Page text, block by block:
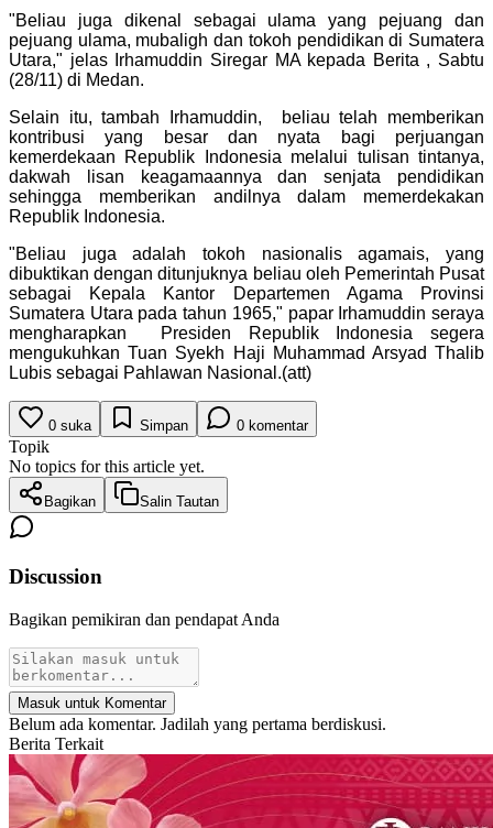
"Beliau juga dikenal sebagai ulama yang pejuang dan
pejuang ulama, mubaligh dan tokoh pendidikan di Sumatera
Utara," jelas Irhamuddin Siregar MA kepada Berita , Sabtu
(28/11) di Medan.
Selain itu, tambah Irhamuddin, beliau telah memberikan
kontribusi yang besar dan nyata bagi perjuangan
kemerdekaan Republik Indonesia melalui tulisan tintanya,
dakwah lisan keagamaannya dan senjata pendidikan
sehingga memberikan andilnya dalam memerdekakan
Republik Indonesia.
"Beliau juga adalah tokoh nasionalis agamais, yang
dibuktikan dengan ditunjuknya beliau oleh Pemerintah Pusat
sebagai Kepala Kantor Departemen Agama Provinsi
Sumatera Utara pada tahun 1965," papar Irhamuddin seraya
mengharapkan Presiden Republik Indonesia segera
mengukuhkan Tuan Syekh Haji Muhammad Arsyad Thalib
Lubis sebagai Pahlawan Nasional.(att)
0 suka Simpan 0 komentar
Topik
No topics for this article yet.
Bagikan Salin Tautan
Discussion
Bagikan pemikiran dan pendapat Anda
Masuk untuk Komentar
Belum ada komentar. Jadilah yang pertama berdiskusi.
Berita Terkait